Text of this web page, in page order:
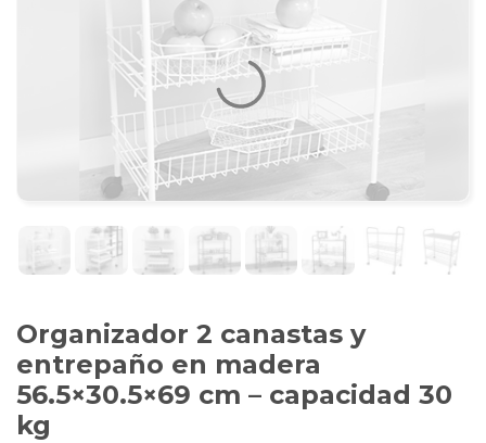
Organizador 2 canastas y
entrepaño en madera
56.5×30.5×69 cm – capacidad 30
kg